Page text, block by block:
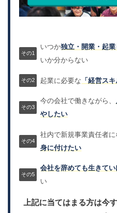
いつか独立・開業・起
いか分からない
起業に必要な 「経営ス
今の会社で働きながら、
やしたい
社内で新規事業責任者
身に付けたい
会社を辞めても生きて
い
上記に当てはまる方は今